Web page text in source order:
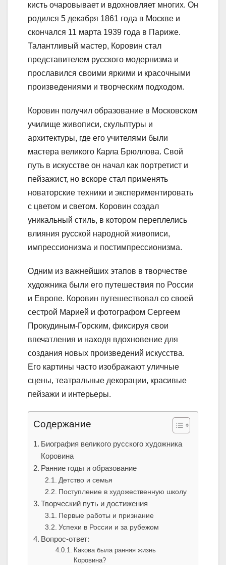
кисть очаровывает и вдохновляет многих. Он
родился 5 декабря 1861 года в Москве и
скончался 11 марта 1939 года в Париже.
Талантливый мастер, Коровин стал
представителем русского модернизма и
прославился своими яркими и красочными
произведениями и творческим подходом.
Коровин получил образование в Московском
училище живописи, скульптуры и
архитектуры, где его учителями были
мастера великого Карла Брюллова. Свой
путь в искусстве он начал как портретист и
пейзажист, но вскоре стал применять
новаторские техники и экспериментировать
с цветом и светом. Коровин создал
уникальный стиль, в котором переплелись
влияния русской народной живописи,
импрессионизма и постимпрессионизма.
Одним из важнейших этапов в творчестве
художника были его путешествия по России
и Европе. Коровин путешествовал со своей
сестрой Марией и фотографом Сергеем
Прокудиным-Горским, фиксируя свои
впечатления и находя вдохновение для
создания новых произведений искусства.
Его картины часто изображают уличные
сцены, театральные декорации, красивые
пейзажи и интерьеры.
Содержание
Биография великого русского художника
Коровина
Ранние годы и образование
Детство и семья
Поступление в художественную школу
Творческий путь и достижения
Первые работы и признание
Успехи в России и за рубежом
Вопрос-ответ:
Какова была ранняя жизнь
Коровина?